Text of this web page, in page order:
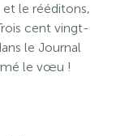
le rééditons,
cent vingt-
le Journal
le vœu !